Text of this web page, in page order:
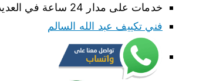
خدمات على مدار 24 ساعة في العديد من المحافظات و المناطق في الكويت.
فني تكييف عبد الله السالم